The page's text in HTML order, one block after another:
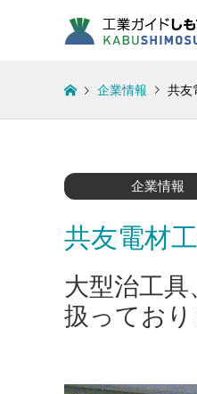
企業情報 共友
企業情報
共友電材
大型治工
扱っており